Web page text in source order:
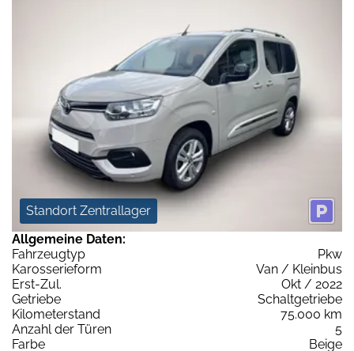
Standort Zentrallager
Allgemeine Daten:
Fahrzeugtyp
Pkw
Karosserieform
Van / Kleinbus
Erst-Zul.
Okt / 2022
Getriebe
Schaltgetriebe
Kilometerstand
75.000 km
Anzahl der Türen
5
Farbe
Beige